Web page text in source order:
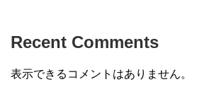
Recent Comments
表示できるコメントはありません。